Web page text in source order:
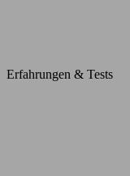
Erfahrungen & Tests